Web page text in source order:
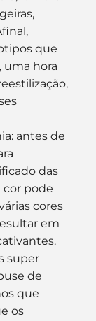
que
hora
antes de
das
cor pode
cores
em
super
de
que
os